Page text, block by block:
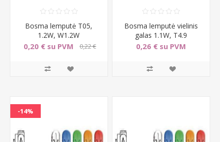
Bosma lemputė T05,
1.2W, W1.2W
0,20 € su PVM
0,22 €
Bosma lemputė vielinis
galas 1.1W, T4.9
0,26 € su PVM
-14%